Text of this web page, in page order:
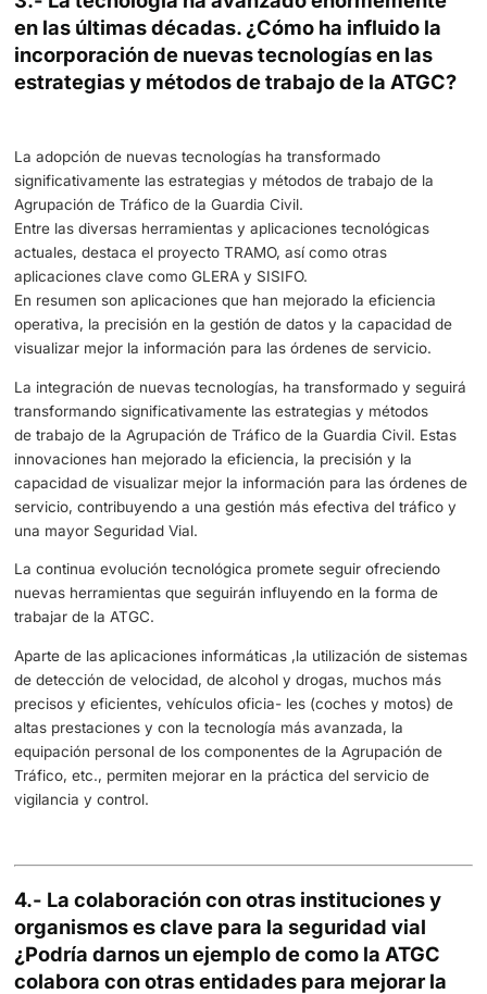
es fundamental para mantener la
las carreteras. ¿Podría compartir algunas
estadísticas recientes que reflejen el
La cifra que demuestra la labor que se desarrolla es la
las víctimas de siniestros viales, que se mantiene por
los 1.000 fallecidos anualmente en las carreteras
vigilancia de la Agrupación de Tráfico de la Guardia Civil.
Este número, trágico en cualquier caso, hay que ponerlo
si tenemos en cuenta de donde veníamos.
Por ejemplo, en el año 1989, que fue un año récord para
siniestralidad, fallecieron más de 9.000 personas.
Para conseguir esta disminución, entre otras acciones,
incrementado los controles de velocidad, las pruebas de
3.- La tecnología ha avanzado
en las últimas décadas. ¿Cómo ha
incorporación de nuevas tecnologías en
estrategias y métodos de trabajo de la
La adopción de nuevas tecnologías ha transformado
significativamente las estrategias y métodos de trabajo
Agrupación de Tráfico de la Guardia Civil.
Entre las diversas herramientas y aplicaciones